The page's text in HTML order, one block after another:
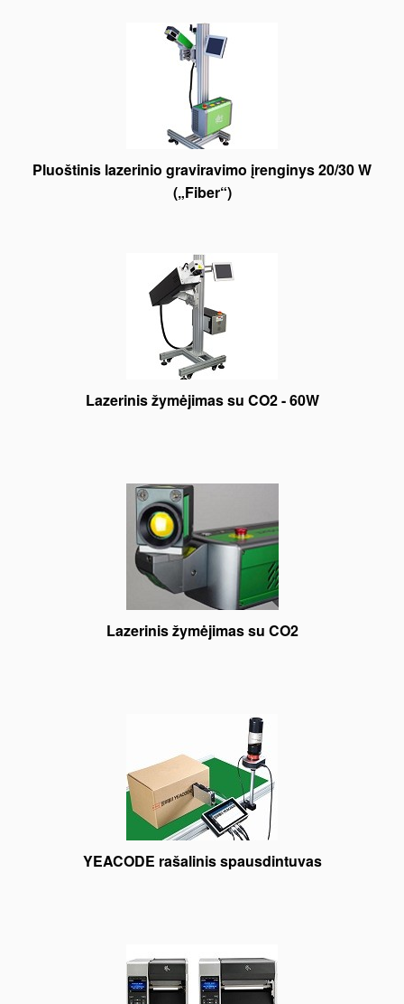
Pluoštinis lazerinio graviravimo įrenginys 20/30 W
(„Fiber“)
Lazerinis žymėjimas su CO2 - 60W
Lazerinis žymėjimas su CO2
YEACODE rašalinis spausdintuvas